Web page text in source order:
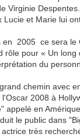
Virginie Despentes.
Lucie et Marie lui
en 2005 ce sera le
rôle pour « Un long
du
chemin avec
2008 à
appelé en
le public dans
très